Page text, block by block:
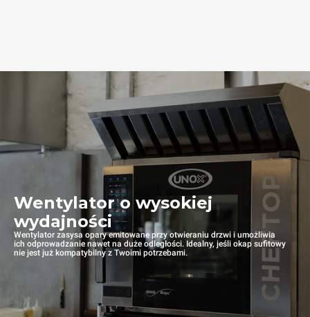
Wentylator o wysokiej
wydajności
Wentylator zasysa opary emitowane przy otwieraniu drzwi i umożliwia
ich odprowadzanie nawet na duże odległości. Idealny, jeśli okap sufitowy
nie jest już kompatybilny z Twoimi potrzebami.